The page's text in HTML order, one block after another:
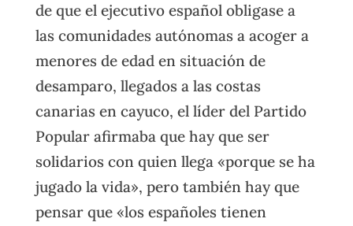
de que el ejecutivo español obligase a
las comunidades autónomas a acoger a
menores de edad en situación de
desamparo, llegados a las costas
canarias en cayuco, el líder del Partido
Popular afirmaba que hay que ser
solidarios con quien llega «porque se ha
jugado la vida», pero también hay que
pensar que «los españoles tienen